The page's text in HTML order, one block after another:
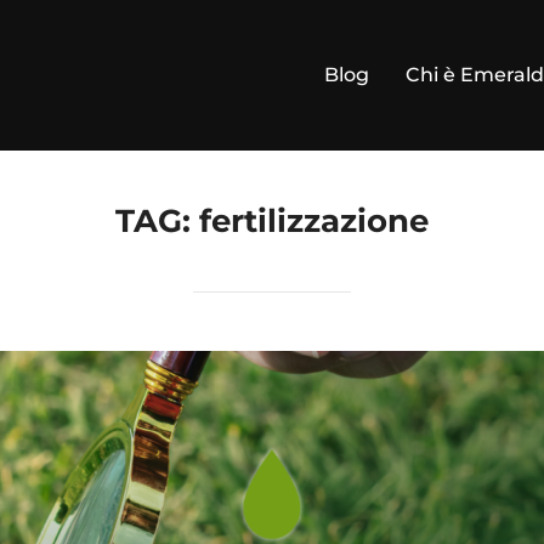
Blog Chi è
TAG: fertilizzazione